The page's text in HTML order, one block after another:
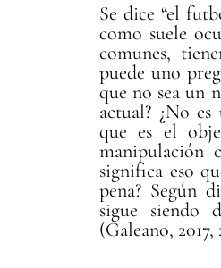
Se dice “el
como suele
comunes,
puede uno
que no sea un
actual? ¿No
que es el
manipulación
significa eso
pena? Según
sigue siendo
(Galeano, 2017,